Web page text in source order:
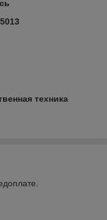
техника